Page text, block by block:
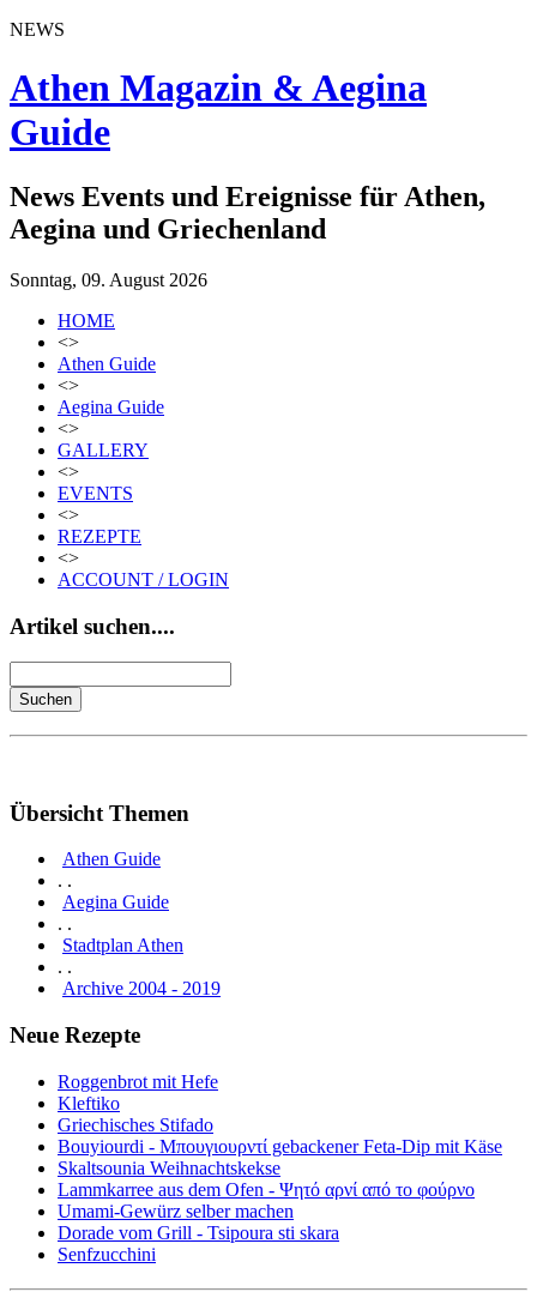
NEWS
Athen Magazin & Aegina
Guide
News Events und Ereignisse für Athen,
Aegina und Griechenland
Sonntag, 09. August 2026
HOME
<>
Athen Guide
<>
Aegina Guide
<>
GALLERY
<>
EVENTS
<>
REZEPTE
<>
ACCOUNT / LOGIN
Artikel suchen....
Übersicht Themen
Athen Guide
. .
Aegina Guide
. .
Stadtplan Athen
. .
Archive 2004 - 2019
Neue Rezepte
Roggenbrot mit Hefe
Kleftiko
Griechisches Stifado
Bouyiourdi - Μπουγιουρντί gebackener Feta-Dip mit Käse
Skaltsounia Weihnachtskekse
Lammkarree aus dem Ofen - Ψητό αρνί από το φούρνο
Umami-Gewürz selber machen
Dorade vom Grill - Tsipoura sti skara
Senfzucchini